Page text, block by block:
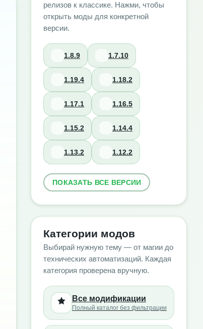
релизов к классике. Нажми, чтобы
открыть моды для конкретной
версии.
1.8.9 1.7.10
1.19.4 1.18.2
1.17.1 1.16.5
1.15.2 1.14.4
1.13.2 1.12.2
ПОКАЗАТЬ ВСЕ ВЕРСИИ
Категории модов
Выбирай нужную тему — от магии до
технических автоматизаций. Каждая
категория проверена вручную.
Все модификации
Полный каталог без фильтрации